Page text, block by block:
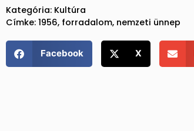
Kategória: Kultúra
Címke: 1956, forradalom, nemzeti ünnep
Facebook X